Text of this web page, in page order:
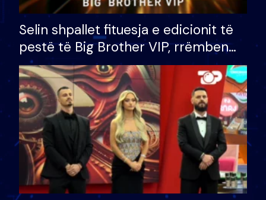
Selin shpallet fituesja e edicionit të
pestë të Big Brother VIP, rrëmben
çmimin e madh prej 100 mijë eurosh